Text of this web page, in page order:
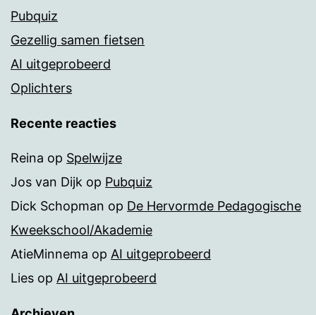
Pubquiz
Gezellig samen fietsen
AI uitgeprobeerd
Oplichters
Recente reacties
Reina op Spelwijze
Jos van Dijk op Pubquiz
Dick Schopman op De Hervormde Pedagogische
Kweekschool/Akademie
AtieMinnema op AI uitgeprobeerd
Lies op AI uitgeprobeerd